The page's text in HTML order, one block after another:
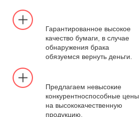
Гарантированное высокое
качество бумаги, в случае
обнаружения брака
обязуемся вернуть деньги.
Предлагаем невысокие
конкурентноспособные цены
на высококачественную
продукцию.